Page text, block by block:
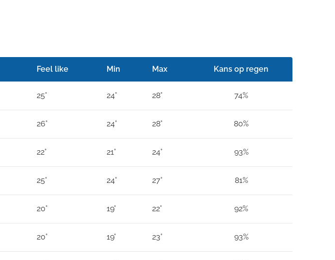
Feel like Min Max Kans op regen
25° 24° 28° 74%
26° 24° 28° 80%
22° 21° 24° 93%
25° 24° 27° 81%
20° 19° 22° 92%
20° 19° 23° 93%